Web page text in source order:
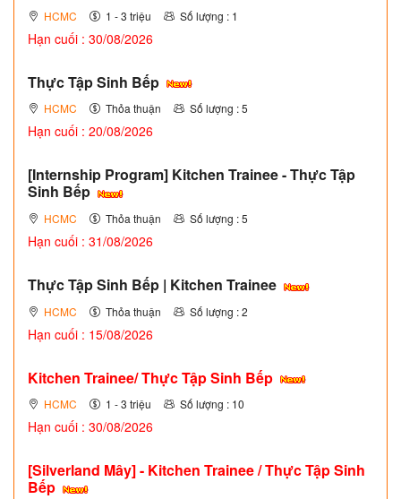
HCMC 1 - 3 triệu Số lượng : 1
Hạn cuối : 30/08/2026
Thực Tập Sinh Bếp
HCMC Thỏa thuận Số lượng : 5
Hạn cuối : 20/08/2026
[Internship Program] Kitchen Trainee - Thực Tập
Sinh Bếp
HCMC Thỏa thuận Số lượng : 5
Hạn cuối : 31/08/2026
Thực Tập Sinh Bếp | Kitchen Trainee
HCMC Thỏa thuận Số lượng : 2
Hạn cuối : 15/08/2026
Kitchen Trainee/ Thực Tập Sinh Bếp
HCMC 1 - 3 triệu Số lượng : 10
Hạn cuối : 30/08/2026
[Silverland Mây] - Kitchen Trainee / Thực Tập Sinh
Bếp